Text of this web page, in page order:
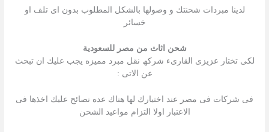
لدینا مبردات شحنتك و وصولھا بالشكل المطلوب بدون اى تلف او
خسائر
شحن اثاث من مصر للسعودية
لكى تختار عزیزى القارىء شركھ نقل مبرد ممیزه یجب علیك ان تبحث
عن الاتى :
فى شركات فى مصر عند اختیارك لھا ھناك عده نصائح علیك اخذھا فى
الاعتبار اولا التزام مواعید الشحن